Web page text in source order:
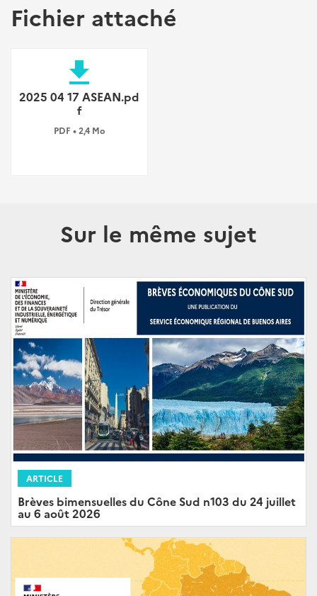
Fichier attaché
file_download
2025 04 17 ASEAN.pd
f
PDF • 2,4 Mo
Sur le même sujet
ARTICLE
Brèves bimensuelles du Cône Sud n103 du 24 juillet
au 6 août 2026